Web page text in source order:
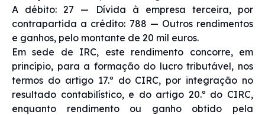
A débito: 27 — Dívida à empresa terceira, por
contrapartida a crédito: 788 — Outros rendimentos
e ganhos, pelo montante de 20 mil euros.
Em sede de IRC, este rendimento concorre, em
princípio, para a formação do lucro tributável, nos
termos do artigo 17.º do CIRC, por integração no
resultado contabilístico, e do artigo 20.º do CIRC,
enquanto rendimento ou ganho obtido pela